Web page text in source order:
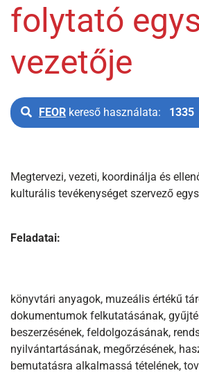
folytató
vezetője
FEOR kereső használata: 1335
Megtervezi, vezeti, koordinálja és
kulturális tevékenységet szervező
Feladatai:
könyvtári anyagok, muzeális értékű
dokumentumok felkutatásának,
beszerzésének, feldolgozásának,
nyilvántartásának, megőrzésének,
bemutatásra alkalmassá tételének,